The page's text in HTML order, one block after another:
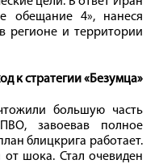
обещание 4», нанеся
регионе и территории
к стратегии «Безумца»
большую часть
завоевав полное
блицкрига работает.
шока. Стал очевиден